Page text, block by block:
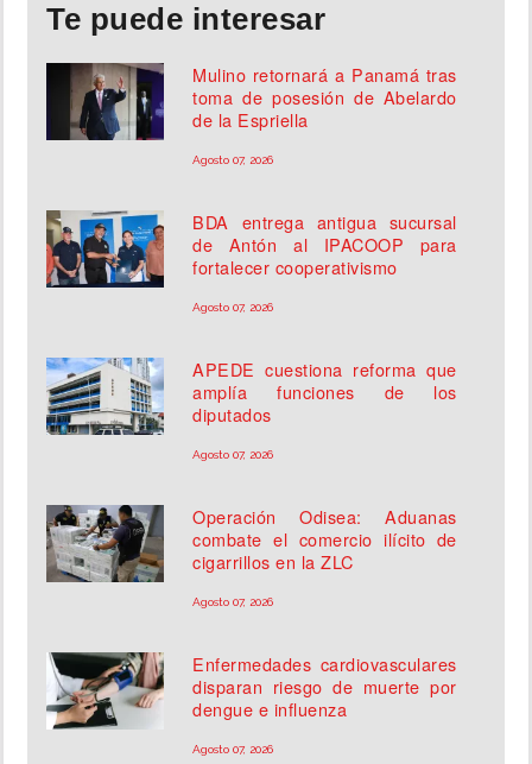
Te puede interesar
Mulino retornará a Panamá tras
toma de posesión de Abelardo
de la Espriella
Agosto 07, 2026
BDA entrega antigua sucursal
de Antón al IPACOOP para
fortalecer cooperativismo
Agosto 07, 2026
APEDE cuestiona reforma que
amplía funciones de los
diputados
Agosto 07, 2026
Operación Odisea: Aduanas
combate el comercio ilícito de
cigarrillos en la ZLC
Agosto 07, 2026
Enfermedades cardiovasculares
disparan riesgo de muerte por
dengue e influenza
Agosto 07, 2026